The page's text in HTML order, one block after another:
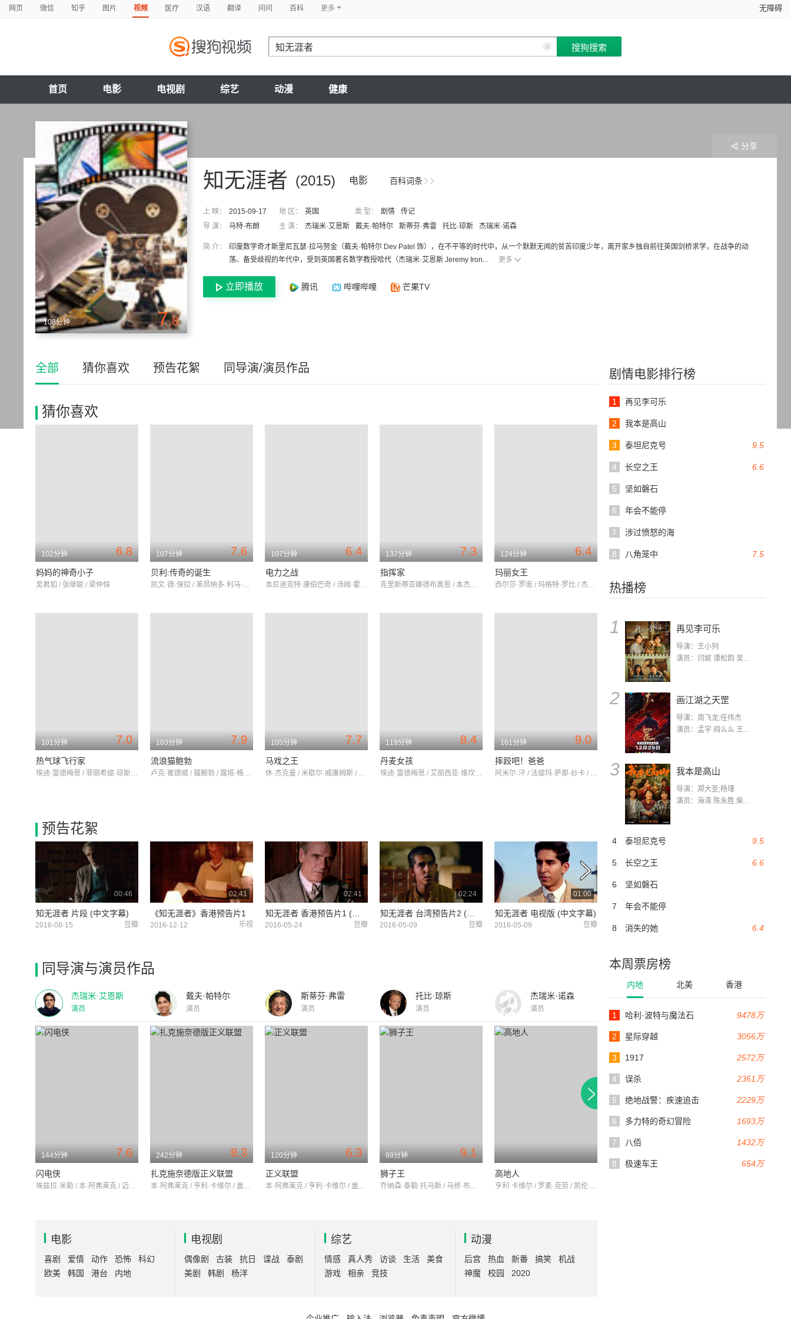
网页 微信 知乎 图片 视频 医疗 汉语 翻译 问问 百科 更多 无障碍
首页 电影 电视剧 综艺 动漫 健康
108分钟 7.8
百科词条
(2015) 电影
知无涯者
上 映： 2015-09-17 地 区： 英国 类 型： 剧情
传记
导 演：
马特·布朗 主 演： 杰瑞米·艾恩斯 戴夫·帕特尔 斯蒂芬·弗雷 托比·琼斯 杰瑞米·诺森
简 介：
印度数学奇才斯里尼瓦瑟·拉马努金（戴夫·帕特尔 Dev Patel 饰），在不平等的时代中，从一个默默无闻的贫苦印度少年，离开家乡独自前往英国剑桥求学，在战争的动
荡、备受歧视的年代中，受到英国著名数学教授哈代（杰瑞米·艾恩斯 Jeremy Iron...
更多
立即播放 腾讯 哔哩哔哩 芒果TV
分享
剧情电影排行榜
1 再见李可乐
2 我本是高山
9.5
3 泰坦尼克号
6.6
4 长空之王
5 坚如磐石
6 年会不能停
7 涉过愤怒的海
7.5
8 八角笼中
热播榜
1 再见李可乐
导演：王小列
演员：闫妮 谭松韵 吴京 蒋龙 赵小棠 冯雷 李虎城 平安 小七 小可乐
2 画江湖之天罡
导演：周飞龙;任伟杰
演员：孟宇 阎么么 王凯 郭政建 阎萌萌 杨默 高枫 齐斯伽 刘芊含 马程
3 我本是高山
导演：郑大圣;杨瑾
演员：海清 陈永胜 柴烨 王玥婷 万国鹏 美朵达瓦 赵瑞婷 罗解艳 郭莉娜 潘家艳
9.5
4 泰坦尼克号
6.6
5 长空之王
6 坚如磐石
7 年会不能停
6.4
8 消失的她
本周票房榜
内地 北美 香港
9478万
1 哈利·波特与魔法石
3056万
2 星际穿越
2572万
3 1917
2361万
4 误杀
2229万
5 绝地战警：疾速追击
1693万
6 多力特的奇幻冒险
1432万
7 八佰
654万
8 极速车王
全部 猜你喜欢 预告花絮 同导演/演员作品
猜你喜欢
6.8
102分钟
妈妈的神奇小子
吴君如 / 张继聪 / 梁仲恒
7.6
107分钟
贝利:传奇的诞生
凯文·德·保拉 / 莱昂纳多·利马·卡瓦柳 / 塞乌·乔奇
6.4
107分钟
电力之战
本尼迪克特·康伯巴奇 / 汤姆·霍兰德 / 尼古拉斯·霍尔特
7.3
137分钟
指挥家
克里斯蒂亚娜德布奥恩 / 本杰明·温赖特 / 斯科特·特纳·菲尔德
6.4
124分钟
玛丽女王
西尔莎·罗南 / 玛格特·罗比 / 杰克·劳登
7.0
101分钟
热气球飞行家
埃迪·雷德梅恩 / 菲丽希缇·琼斯 / 文森特·佩雷斯
7.9
103分钟
流浪猫鲍勃
卢克·崔德威 / 猫鲍勃 / 露塔·格德米纳斯
7.7
105分钟
马戏之王
休·杰克曼 / 米歇尔·威廉姆斯 / 扎克·埃夫隆
8.4
119分钟
丹麦女孩
埃迪·雷德梅恩 / 艾丽西亚·维坎德 / 本·卫肖
9.0
161分钟
摔跤吧！爸爸
阿米尔·汗 / 法缇玛·萨那·纱卡 / 桑亚·玛荷塔
预告花絮
00:46
知无涯者 片段 (中文字幕)
2016-08-15 豆瓣
02:41
《知无涯者》香港预告片1
2016-12-12 乐视
02:41
2016-05-24 豆瓣
02:24
2016-05-09 豆瓣
01:00
知无涯者 电视版 (中文字幕)
2016-05-09 豆瓣 2016-03-16 2016-02-29
同导演与演员作品
杰瑞米·艾恩斯
演员
戴夫·帕特尔
演员
斯蒂芬·弗雷
演员
托比·琼斯
演员
杰瑞米·诺森
演员
7.6
144分钟
闪电侠
埃兹拉·米勒 / 本·阿弗莱克 / 迈克尔·基顿
8.3
242分钟
扎克施奈德版正义联盟
本·阿弗莱克 / 亨利·卡维尔 / 盖尔·加朵
6.3
120分钟
正义联盟
本·阿弗莱克 / 亨利·卡维尔 / 盖尔·加朵
9.1
89分钟
狮子王
乔纳森·泰勒·托马斯 / 马修·布罗德里克 / 杰瑞米·艾恩斯
高地人
亨利·卡维尔 / 罗素·克劳 / 凯伦·吉兰
电影
喜剧 爱情 动作 恐怖
科幻
欧美
韩国 港台 内地
电视剧
偶像剧 古装 抗日 谍战
泰剧
美剧
韩剧 杨洋
综艺
情感 真人秀 访谈 生活
美食
游戏
相亲 竞技
动漫
后宫 热血 新番 搞笑
机战
神魔
校园 2020